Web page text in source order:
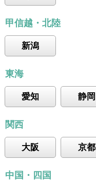
甲信越・北陸
新潟
東海
愛知 静岡
関西
大阪 京都
中国・四国